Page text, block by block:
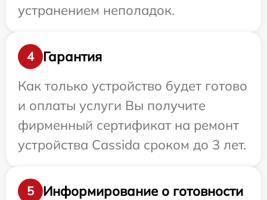
устранением неполадок.
4
Гарантия
Как только устройство будет готово
и оплаты услуги Вы получите
фирменный сертификат на ремонт
устройства Cassida сроком до 3 лет.
5
Информирование о готовности